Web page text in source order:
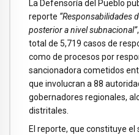
La Defensoría del Pueblo
reporte “Responsabilidades
posterior a nivel subnacional”
total de 5,719 casos de
como de procesos por
sancionadora cometidos
que involucran a 88
gobernadores regionales,
distritales.
El reporte, que constituye